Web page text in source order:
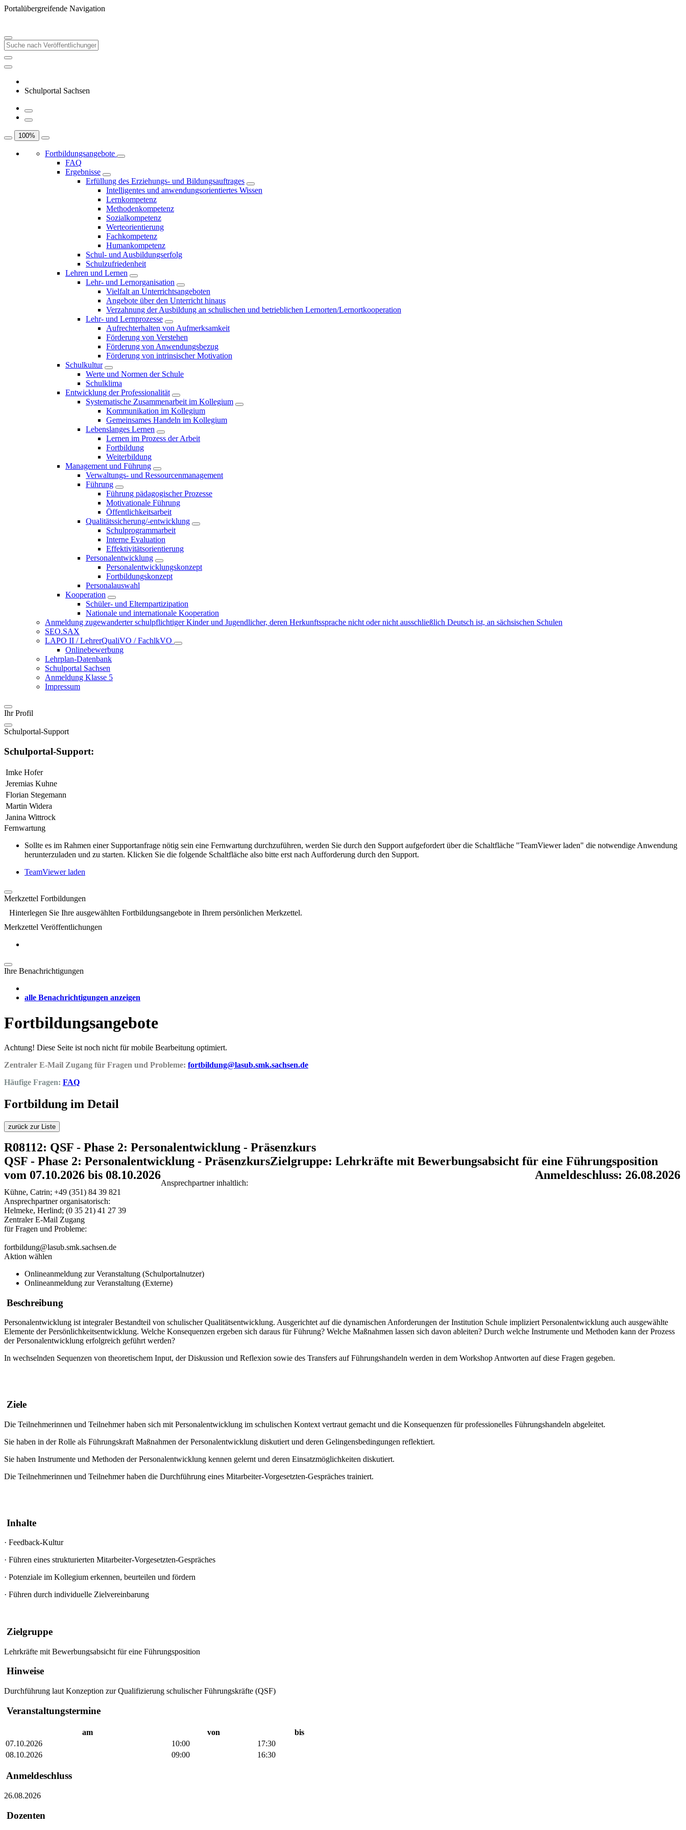
Portalübergreifende Navigation
Schulportal Sachsen
100%
Fortbildungsangebote
FAQ
Ergebnisse
Erfüllung des Erziehungs- und Bildungsauftrages
Intelligentes und anwendungsorientiertes Wissen
Lernkompetenz
Methodenkompetenz
Sozialkompetenz
Werteorientierung
Fachkompetenz
Humankompetenz
Schul- und Ausbildungserfolg
Schulzufriedenheit
Lehren und Lernen
Lehr- und Lernorganisation
Vielfalt an Unterrichtsangeboten
Angebote über den Unterricht hinaus
Verzahnung der Ausbildung an schulischen und betrieblichen Lernorten/Lernortkooperation
Lehr- und Lernprozesse
Aufrechterhalten von Aufmerksamkeit
Förderung von Verstehen
Förderung von Anwendungsbezug
Förderung von intrinsischer Motivation
Schulkultur
Werte und Normen der Schule
Schulklima
Entwicklung der Professionalität
Systematische Zusammenarbeit im Kollegium
Kommunikation im Kollegium
Gemeinsames Handeln im Kollegium
Lebenslanges Lernen
Lernen im Prozess der Arbeit
Fortbildung
Weiterbildung
Management und Führung
Verwaltungs- und Ressourcenmanagement
Führung
Führung pädagogischer Prozesse
Motivationale Führung
Öffentlichkeitsarbeit
Qualitätssicherung/-entwicklung
Schulprogrammarbeit
Interne Evaluation
Effektivitätsorientierung
Personalentwicklung
Personalentwicklungskonzept
Fortbildungskonzept
Personalauswahl
Kooperation
Schüler- und Elternpartizipation
Nationale und internationale Kooperation
Anmeldung zugewanderter schulpflichtiger Kinder und Jugendlicher, deren Herkunftssprache nicht oder nicht ausschließlich Deutsch ist, an sächsischen Schulen
SEO.SAX
LAPO II / LehrerQualiVO / FachlkVO
Onlinebewerbung
Lehrplan-Datenbank
Schulportal Sachsen
Anmeldung Klasse 5
Impressum
Ihr Profil
Schulportal-Support
Schulportal-Support:
Imke Hofer
Jeremias Kuhne
Florian Stegemann
Martin Widera
Janina Wittrock
Fernwartung
Sollte es im Rahmen einer Supportanfrage nötig sein eine Fernwartung durchzuführen, werden Sie durch den Support aufgefordert über die Schaltfläche "TeamViewer laden" die notwendige Anwendung
herunterzuladen und zu starten. Klicken Sie die folgende Schaltfläche also bitte erst nach Aufforderung durch den Support.
TeamViewer laden
Merkzettel Fortbildungen
Hinterlegen Sie Ihre ausgewählten Fortbildungsangebote in Ihrem persönlichen Merkzettel.
Merkzettel Veröffentlichungen
Ihre Benachrichtigungen
alle Benachrichtigungen anzeigen
Fortbildungsangebote
Achtung! Diese Seite ist noch nicht für mobile Bearbeitung optimiert.
Zentraler E-Mail Zugang für Fragen und Probleme: fortbildung@lasub.smk.sachsen.de
Häufige Fragen: FAQ
Fortbildung im Detail
zurück zur Liste
R08112: QSF - Phase 2: Personalentwicklung - Präsenzkurs
QSF - Phase 2: Personalentwicklung - PräsenzkursZielgruppe: Lehrkräfte mit Bewerbungsabsicht für eine Führungsposition
vom 07.10.2026 bis 08.10.2026
Anmeldeschluss: 26.08.2026
Ansprechpartner inhaltlich:
Kühne, Catrin; +49 (351) 84 39 821
Ansprechpartner organisatorisch:
Helmeke, Herlind; (0 35 21) 41 27 39
Zentraler E-Mail Zugang
für Fragen und Probleme:
fortbildung@lasub.smk.sachsen.de
Aktion wählen
Onlineanmeldung zur Veranstaltung (Schulportalnutzer)
Onlineanmeldung zur Veranstaltung (Externe)
Beschreibung
Personalentwicklung ist integraler Bestandteil von schulischer Qualitätsentwicklung. Ausgerichtet auf die dynamischen Anforderungen der Institution Schule impliziert Personalentwicklung auch ausgewählte
Elemente der Persönlichkeitsentwicklung. Welche Konsequenzen ergeben sich daraus für Führung? Welche Maßnahmen lassen sich davon ableiten? Durch welche Instrumente und Methoden kann der Prozess
der Personalentwicklung erfolgreich geführt werden?
In wechselnden Sequenzen von theoretischem Input, der Diskussion und Reflexion sowie des Transfers auf Führungshandeln werden in dem Workshop Antworten auf diese Fragen gegeben.
Ziele
Die Teilnehmerinnen und Teilnehmer haben sich mit Personalentwicklung im schulischen Kontext vertraut gemacht und die Konsequenzen für professionelles Führungshandeln abgeleitet.
Sie haben in der Rolle als Führungskraft Maßnahmen der Personalentwicklung diskutiert und deren Gelingensbedingungen reflektiert.
Sie haben Instrumente und Methoden der Personalentwicklung kennen gelernt und deren Einsatzmöglichkeiten diskutiert.
Die Teilnehmerinnen und Teilnehmer haben die Durchführung eines Mitarbeiter-Vorgesetzten-Gespräches trainiert.
Inhalte
· Feedback-Kultur
· Führen eines strukturierten Mitarbeiter-Vorgesetzten-Gespräches
· Potenziale im Kollegium erkennen, beurteilen und fördern
· Führen durch individuelle Zielvereinbarung
Zielgruppe
Lehrkräfte mit Bewerbungsabsicht für eine Führungsposition
Hinweise
Durchführung laut Konzeption zur Qualifizierung schulischer Führungskräfte (QSF)
Veranstaltungstermine
am von
bis
07.10.2026
10:00
17:30
08.10.2026
09:00 16:30
Anmeldeschluss
26.08.2026
Dozenten